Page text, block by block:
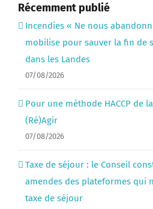
Récemment publié
Incendies « Ne nous
mobilise pour sauver la fin de
dans les Landes
07/08/2026
Pour une méthode HACCP de
(Ré)Agir
07/08/2026
Taxe de séjour : le Conseil
amendes des plateformes qui
taxe de séjour